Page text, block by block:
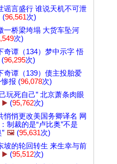
谣言盛行 谁说天机不可泄
(96,561次)
一桥梁垮塌 大货车坠河
次)
奇谭（134）梦中示字 悟
(96,295次)
奇谭（139）债主投胎爱
报 (96,078次)
玩死自己” 北京萧条肉眼
▶️ (95,762次)
悄悄更改美国务卿译名 网
制裁的是“卢比奥”不是
🖼️ (95,631次)
坡的轮回转生 来生幸与前
▶️ (95,512次)